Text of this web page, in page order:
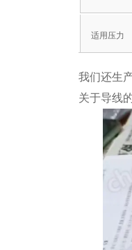
适用压力
阀前后的
允许泄漏
额定电压
绝缘类型
我们还生
关于导线